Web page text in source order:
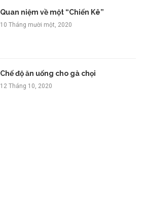
Quan niệm về một “Chiến Kê”
10 Tháng mười một, 2020
Chế độ ăn uống cho gà chọi
12 Tháng 10, 2020